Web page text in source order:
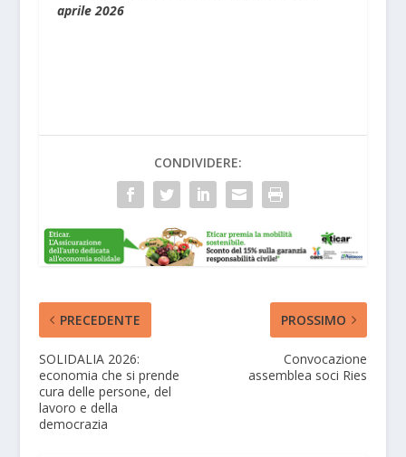
aprile 2026
CONDIVIDERE:
PRECEDENTE
SOLIDALIA 2026:
economia che si prende
cura delle persone, del
lavoro e della
democrazia
PROSSIMO
Convocazione
assemblea soci Ries